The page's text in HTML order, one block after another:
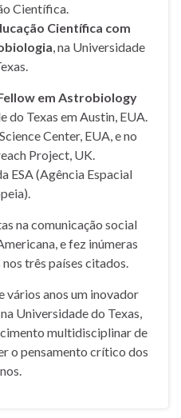
Científica.
Científica com
, na Universidade
em Astrobiology
do Texas em Austin, EUA.
Center, EUA, e no
Project, UK.
ESA (Agência Espacial
na comunicação social
e fez inúmeras
três países citados.
vários anos um inovador
na Universidade do Texas,
multidisciplinar de
o pensamento crítico dos